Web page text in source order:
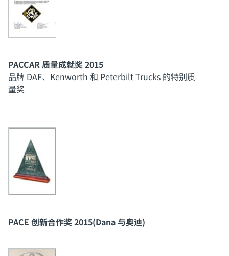
PACCAR 质量成就奖 2015
品牌 DAF、Kenworth 和 Peterbilt Trucks 的特别质
量奖
PACE 创新合作奖 2015(Dana 与奥迪)